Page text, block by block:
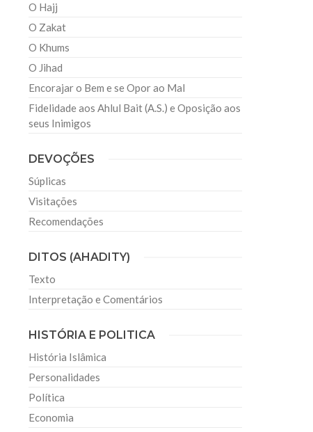
O Hajj
O Zakat
O Khums
O Jihad
Encorajar o Bem e se Opor ao Mal
Fidelidade aos Ahlul Bait (A.S.) e Oposição aos
seus Inimigos
DEVOÇÕES
Súplicas
Visitações
Recomendações
DITOS (AHADITY)
Texto
Interpretação e Comentários
HISTÓRIA E POLITICA
História Islâmica
Personalidades
Política
Economia